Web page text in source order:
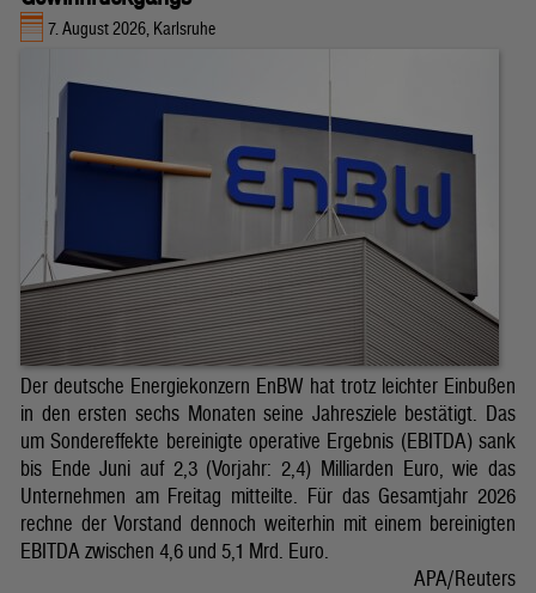
7. August 2026, Karlsruhe
Der deutsche Energiekonzern EnBW hat trotz leichter Einbußen
in den ersten sechs Monaten seine Jahresziele bestätigt. Das
um Sondereffekte bereinigte operative Ergebnis (EBITDA) sank
bis Ende Juni auf 2,3 (Vorjahr: 2,4) Milliarden Euro, wie das
Unternehmen am Freitag mitteilte. Für das Gesamtjahr 2026
rechne der Vorstand dennoch weiterhin mit einem bereinigten
EBITDA zwischen 4,6 und 5,1 Mrd. Euro.
APA/Reuters